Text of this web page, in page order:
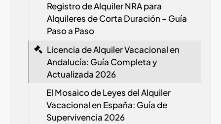
Registro de AlquilerNRApara
Alquileres de Corta Duración – Guía
Paso a Paso
Licencia de Alquiler Vacacional en
Andalucía: Guía Completa y
Actualizada 2026
El Mosaico de Leyes del Alquiler
Vacacional en España: Guía de
Supervivencia 2026